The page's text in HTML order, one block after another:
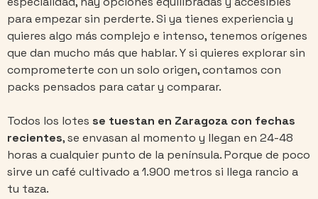
para empezar sin perderte. Si ya tienes experiencia y
quieres algo más complejo e intenso, tenemos orígenes
que dan mucho más que hablar. Y si quieres explorar sin
comprometerte con un solo origen, contamos con
packs pensados para catar y comparar.
Todos los lotes se tuestan en Zaragoza con fechas
recientes, se envasan al momento y llegan en 24-48
horas a cualquier punto de la península. Porque de poco
sirve un café cultivado a 1.900 metros si llega rancio a
tu taza.